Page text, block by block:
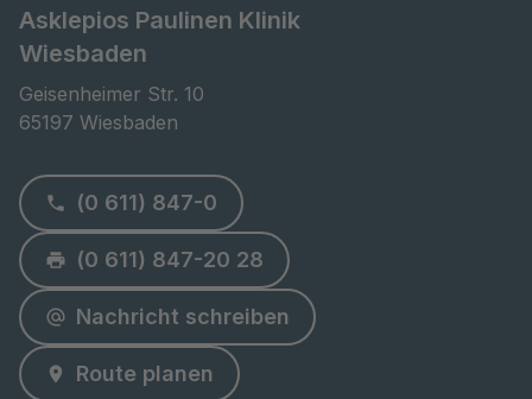
Asklepios Paulinen Klinik
Wiesbaden
Geisenheimer Str. 10
65197 Wiesbaden
(0 611) 847-0
(0 611) 847-20 28
Nachricht schreiben
Route planen